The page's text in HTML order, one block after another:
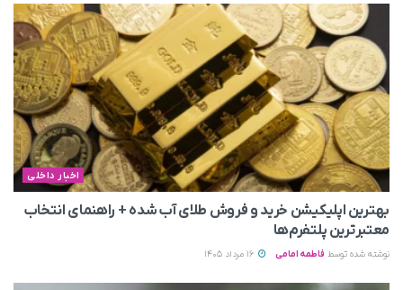
اخبار داخلی
بهترین اپلیکیشن خرید و فروش طلای آب شده + راهنمای انتخاب
معتبرترین پلتفرم‌ها
نوشته شده توسط فاطمه امامی